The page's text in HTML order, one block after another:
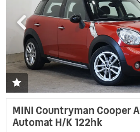
MINI Countryman Cooper
Automat H/K 122hk